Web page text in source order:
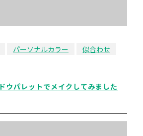
パーソナルカラー
似合わせ
ウパレットでメイクしてみました